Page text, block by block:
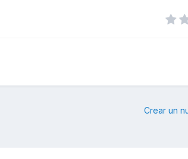
Crear un